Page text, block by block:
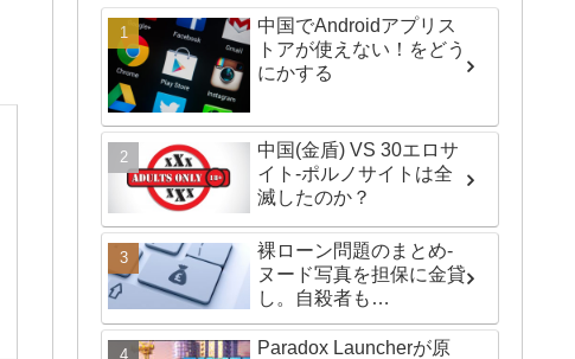
中国でAndroidアプリス
トアが使えない！をどう
にかする
中国(金盾) VS 30エロサ
イト-ポルノサイトは全
滅したのか？
裸ローン問題のまとめ-
ヌード写真を担保に金貸
し。自殺者も…
Paradox Launcherが原